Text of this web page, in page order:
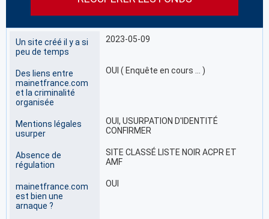
Un site créé il y a si
peu de temps
2023-05-09
Des liens entre
mainetfrance.com
et la criminalité
organisée
OUI ( Enquête en cours … )
Mentions légales
usurper
OUI, USURPATION D'IDENTITÉ
CONFIRMER
Absence de
régulation
SITE CLASSÉ LISTE NOIR ACPR ET
AMF
mainetfrance.com
est bien une
arnaque ?
OUI